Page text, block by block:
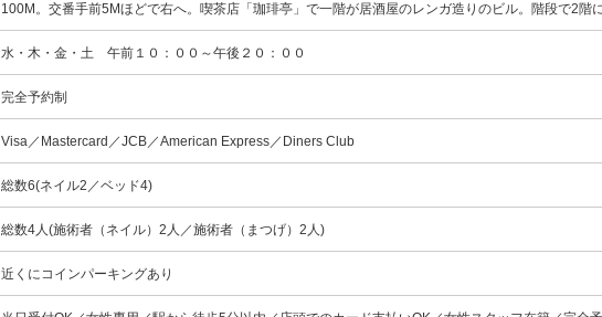
100M。交番手前5Mほどで右へ。喫茶店「珈琲亭」で一階が居酒屋のレンガ造りのビル。階段で2階
水・木・金・土 午前１０：００～午後２０：００
完全予約制
Visa／Mastercard／JCB／American Express／Diners Club
総数6(ネイル2／ベッド4)
総数4人(施術者（ネイル）2人／施術者（まつげ）2人)
近くにコインパーキングあり